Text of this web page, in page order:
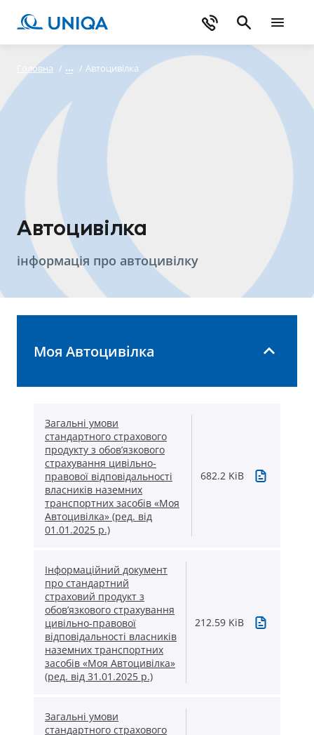
Головна / / Автоцивілка
Автоцивілка
інформація про автоцивілку
Моя Автоцивілка
Загальні умови
стандартного страхового
продукту з обов’язкового
страхування цивільно-
правової відповідальності
власників наземних
транспортних засобів «Моя
Автоцивілка» (ред. від
01.01.2025 р.)
682.2 KiB
Інформаційний документ
про стандартний
страховий продукт з
обов’язкового страхування
цивільно-правової
відповідальності власників
наземних транспортних
засобів «Моя Автоцивілка»
(ред. від 31.01.2025 р.)
212.59 KiB
Загальні умови
стандартного страхового